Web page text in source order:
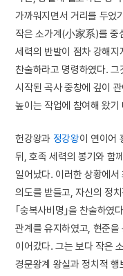
가까워지면서 거리를 두었
작은 소가계(小家系)를 중
세력의 반발이 점차 강해지
찬술하라고 명령하였다.
시작된 곡사 중창에 깊이
높이는 작업에 참여해 왔기
헌강왕과 정강왕이 연이어
뒤, 호족 세력의 봉기와 함
일어났다. 이러한 상황에
의도를 받들고, 자신의 정
｢숭복사비명｣을 찬술하였
관계를 유지하였고, 현준
이어갔다. 그는 보다 작은
경문왕계 왕실과 정치적